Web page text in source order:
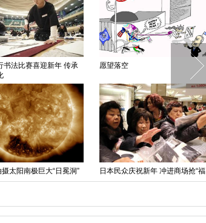
书法比赛喜迎新年 传承
愿望落空
太阳南极巨大“日冕洞”
日本民众庆祝新年 冲进商场抢“福
袋”